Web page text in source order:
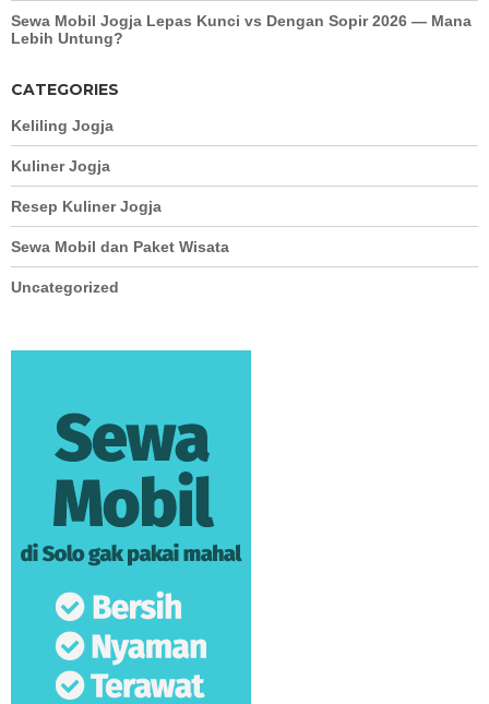
Sewa Mobil Jogja Lepas Kunci vs Dengan Sopir 2026 — Mana
Lebih Untung?
CATEGORIES
Keliling Jogja
Kuliner Jogja
Resep Kuliner Jogja
Sewa Mobil dan Paket Wisata
Uncategorized